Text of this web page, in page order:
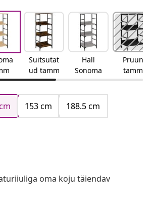
Suitsutat
ud tamm
Hall
Sonoma
Pruun
tamm
153 cm 188.5 cm
oma koju täiendav